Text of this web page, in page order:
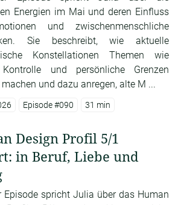
Energien im Mai und deren Einfluss
und zwischenmenschliche
Sie beschreibt, wie aktuelle
Konstellationen Themen wie
und persönliche Grenzen
und dazu anregen, alte M ...
Episode #090 31 min
Design Profil 5/1
in Beruf, Liebe und
Episode spricht Julia über das Human